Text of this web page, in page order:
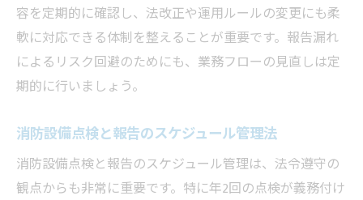
容を定期的に確認し、法改正や運用ルールの変更にも柔
軟に対応できる体制を整えることが重要です。報告漏れ
によるリスク回避のためにも、業務フローの見直しは定
期的に行いましょう。
消防設備点検と報告のスケジュール管理法
消防設備点検と報告のスケジュール管理は、法令遵守の
観点からも非常に重要です。特に年2回の点検が義務付け